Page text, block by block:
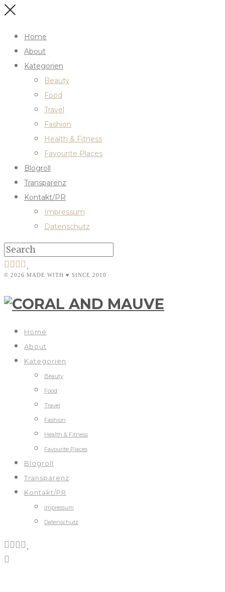
Home
About
Kategorien
Beauty
Food
Travel
Fashion
Health & Fitness
Favourite Places
Blogroll
Transparenz
Kontakt/PR
Impressum
Datenschutz
© 2026 MADE WITH ♥ SINCE 2010
Home
About
Kategorien
Beauty
Food
Travel
Fashion
Health & Fitness
Favourite Places
Blogroll
Transparenz
Kontakt/PR
Impressum
Datenschutz